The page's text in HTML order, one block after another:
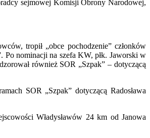
sejmowej Komisji Obrony Narodowej,
tropił „obce pochodzenie” członków
Po nominacji na szefa KW, płk. Jaworski w
również SOR „Szpak” – dotyczącą
SOR „Szpak” dotyczącą Radosława
Władysławów 24 km od Janowa